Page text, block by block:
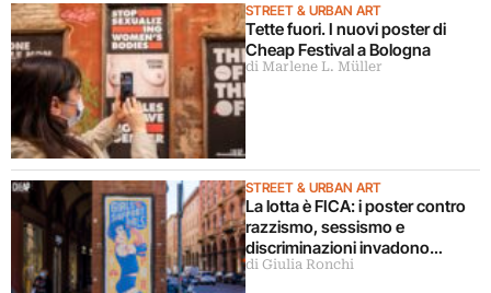
STREET & URBAN ART
Tette fuori. I nuovi poster di
Cheap Festival a Bologna
di Marlene L. Müller
STREET & URBAN ART
La lotta è FICA: i poster contro
razzismo, sessismo e
discriminazioni invadono
Bologna
di Giulia Ronchi